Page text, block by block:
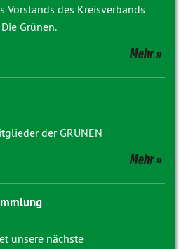
Vorstands des Kreisverbands
Grünen.
Mehr
der GRÜNEN
Mehr
unsere nächste